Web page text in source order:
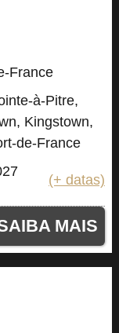
France
à-Pitre,
Kingstown,
de-France
(+ datas)
MAIS